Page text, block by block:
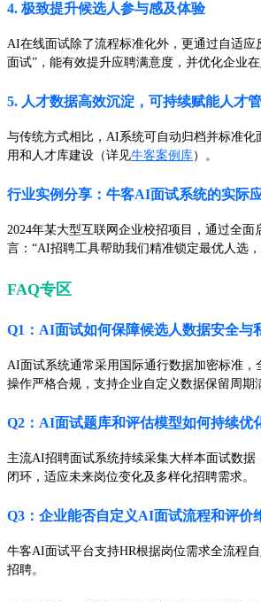
4. 极致提升候选人参与感及体验
AI在线面试除了流程标准化外，更通过自适
面试”，能有效提升应聘满意度，并优化企业
5. 人才数据高效沉淀，可持续赋能人才
与传统方式相比，AI系统可自动归档并标准
用和人才库建设（详见牛客案例库）。
行业实例分享：牛客AI面试系统的实际
2024年某大型互联网企业校招项目，通过全
言：“AI招聘工具帮助我们精准锁定最优人选
FAQ专区
Q1：AI面试如何保障候选人数据安全与
AI面试系统通常采用国际通行数据加密标准
操作严格合规，支持企业自定义数据保留周期
Q2：AI面试题库和评估模型如何持续优
主流AI招聘面试系统持续采集大样本面试数
闭环，适应未来岗位变化及多样化招聘需求。
Q3：企业能否自定义AI面试流程和评价
牛客AI面试平台支持HR根据岗位需求全流程
招聘。